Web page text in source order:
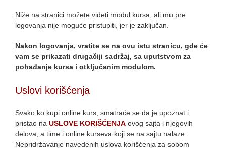
Niže na stranici možete videti modul kursa, ali mu pre
logovanja nije moguće pristupiti, jer je zaključan.
Nakon logovanja, vratite se na ovu istu stranicu, gde će
vam se prikazati drugačiji sadržaj, sa uputstvom za
pohađanje kursa i otključanim modulom.
Uslovi korišćenja
Svako ko kupi online kurs, smatraće se da je upoznat i
pristao na USLOVE KORIŠĆENJA ovog sajta i njegovih
delova, a time i online kurseva koji se na sajtu nalaze.
Nepridržavanje navedenih uslova korišćenja za sobom